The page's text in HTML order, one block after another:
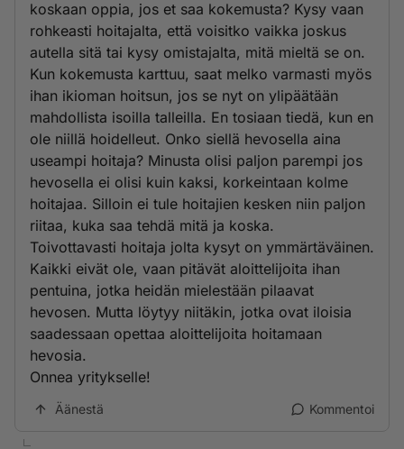
koskaan oppia, jos et saa kokemusta? Kysy vaan
rohkeasti hoitajalta, että voisitko vaikka joskus
autella sitä tai kysy omistajalta, mitä mieltä se on.
Kun kokemusta karttuu, saat melko varmasti myös
ihan ikioman hoitsun, jos se nyt on ylipäätään
mahdollista isoilla talleilla. En tosiaan tiedä, kun en
ole niillä hoidelleut. Onko siellä hevosella aina
useampi hoitaja? Minusta olisi paljon parempi jos
hevosella ei olisi kuin kaksi, korkeintaan kolme
hoitajaa. Silloin ei tule hoitajien kesken niin paljon
riitaa, kuka saa tehdä mitä ja koska.
Toivottavasti hoitaja jolta kysyt on ymmärtäväinen.
Kaikki eivät ole, vaan pitävät aloittelijoita ihan
pentuina, jotka heidän mielestään pilaavat
hevosen. Mutta löytyy niitäkin, jotka ovat iloisia
saadessaan opettaa aloittelijoita hoitamaan
hevosia.
Onnea yritykselle!
Äänestä Kommentoi